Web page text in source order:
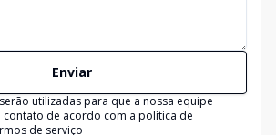
Enviar
utilizadas para que a nossa equipe
de acordo com a política de
de serviço